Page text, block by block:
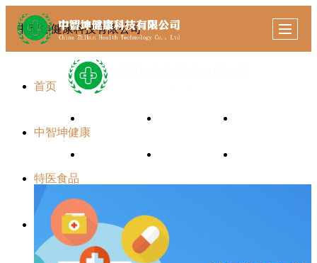
中智坤健康科技有限公司
首页
中智坤健康
特医食品
特医视频